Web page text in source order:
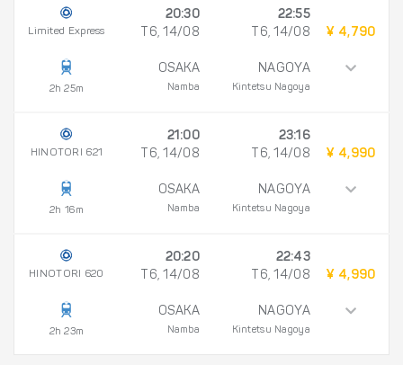
Limited Express
2h 25m
20:30
T6, 14/08
OSAKA
Namba
22:55
T6, 14/08
NAGOYA
Kintetsu Nagoya
¥ 4,790
HINOTORI 621
2h 16m
21:00
T6, 14/08
OSAKA
Namba
23:16
T6, 14/08
NAGOYA
Kintetsu Nagoya
¥ 4,990
HINOTORI 620
2h 23m
20:20
T6, 14/08
OSAKA
Namba
22:43
T6, 14/08
NAGOYA
Kintetsu Nagoya
¥ 4,990